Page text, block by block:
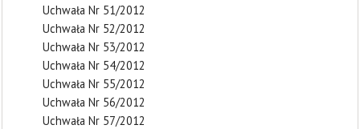
Uchwała Nr 51/2012
Uchwała Nr 52/2012
Uchwała Nr 53/2012
Uchwała Nr 54/2012
Uchwała Nr 55/2012
Uchwała Nr 56/2012
Uchwała Nr 57/2012